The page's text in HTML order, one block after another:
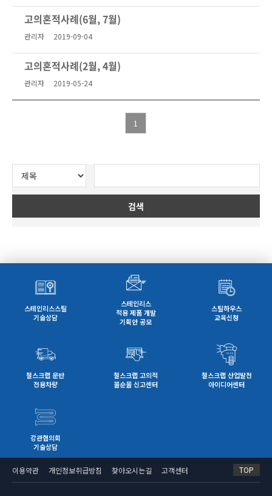
고의혼적사례(6월, 7월)
관리자 2019-09-04
고의혼적사례(2월, 4월)
관리자 2019-05-24
1
검색
스테인리스스틸
기술상담
스테인리스
적용 제품 개발
기획안 공모
스틸하우스
교육신청
철스크랩 운반
전용차량
철스크랩 고의적
불순물 신고센터
철스크랩 산업발전
아이디어센터
강관협의회
기술상담
이용약관 개인정보취급방침 찾아오시는길 고객센터 TOP